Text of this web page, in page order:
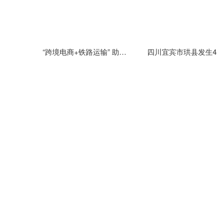
“跨境电商+铁路运输” 助力云南跨境电商商品快速通关